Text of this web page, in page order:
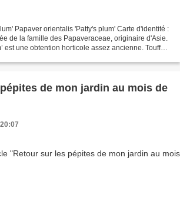
Papaver orientalis 'Patty's plum' Carte d'identité :
de la famille des Papaveraceae, originaire d'Asie.
est une obtention horticole assez ancienne. Touffe
de mon jardin au mois de